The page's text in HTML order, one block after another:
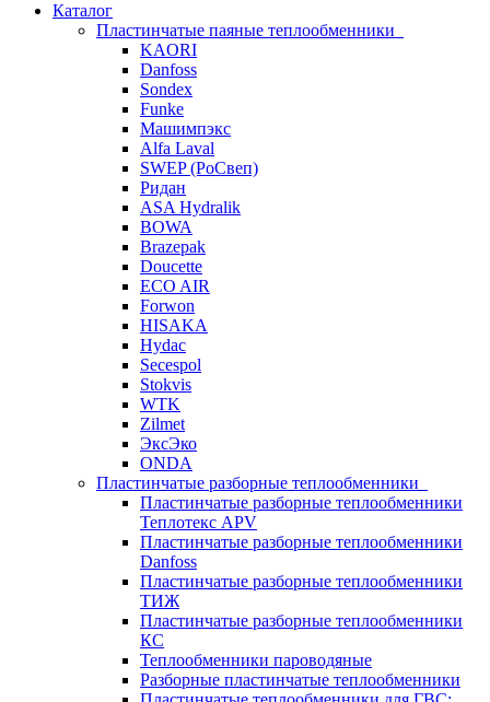
Каталог
Пластинчатые паяные теплообменники
KAORI
Danfoss
Sondex
Funke
Машимпэкс
Alfa Laval
SWEP (РоСвеп)
Ридан
ASA Hydralik
BOWA
Brazepak
Doucette
ECO AIR
Forwon
HISAKA
Hydac
Secespol
Stokvis
WTK
Zilmet
ЭксЭко
ONDA
Пластинчатые разборные теплообменники
Пластинчатые разборные теплообменники
Теплотекс APV
Пластинчатые разборные теплообменники
Danfoss
Пластинчатые разборные теплообменники
ТИЖ
Пластинчатые разборные теплообменники
КC
Теплообменники пароводяные
Разборные пластинчатые теплообменники